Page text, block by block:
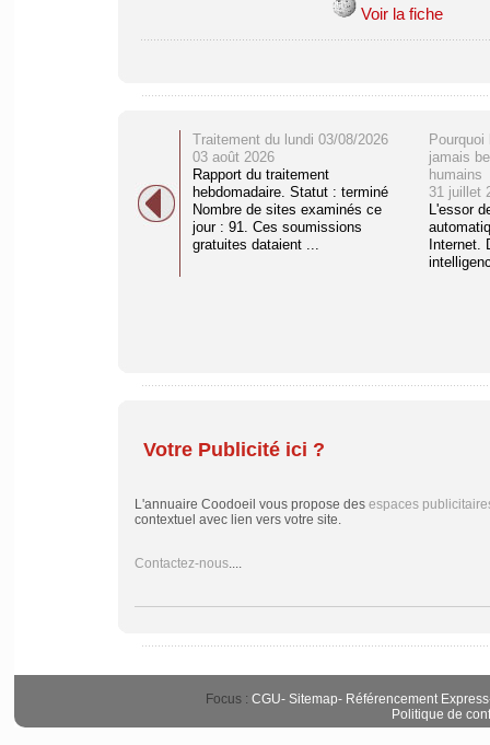
Voir la fiche
Traitement du lundi 03/08/2026
03 août 2026
Rapport du traitement
hebdomadaire. Statut : terminé
Nombre de sites examinés ce
jour : 91. Ces soumissions
gratuites dataient ...
jamais
humains
31 juillet
L'essor
Internet.
Votre Publicité ici ?
L'annuaire Coodoeil vous propose des espaces
contextuel avec lien vers votre site.
Contactez-nous....
Focus : CGU- Sitemap- Référencement Express
Politique de